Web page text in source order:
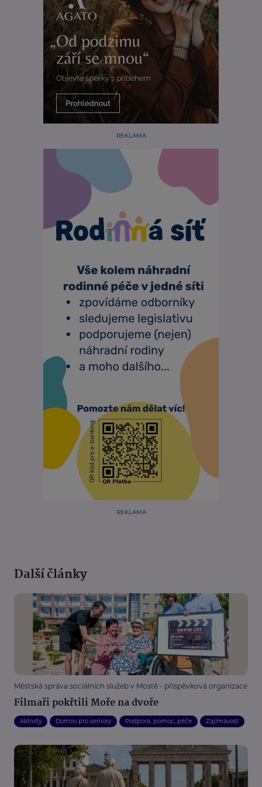
REKLAMA
REKLAMA
Další články
Městská správa sociálních služeb v Mostě - příspěvková organizace
Filmaři pokřtili Moře na dvoře
Aktivity Domov pro seniory Podpora, pomoc, péče Zajímavost